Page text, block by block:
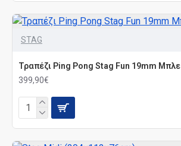
STAG
Τραπέζι Ping Pong Stag Fun 19mm Μπλε
399,90€